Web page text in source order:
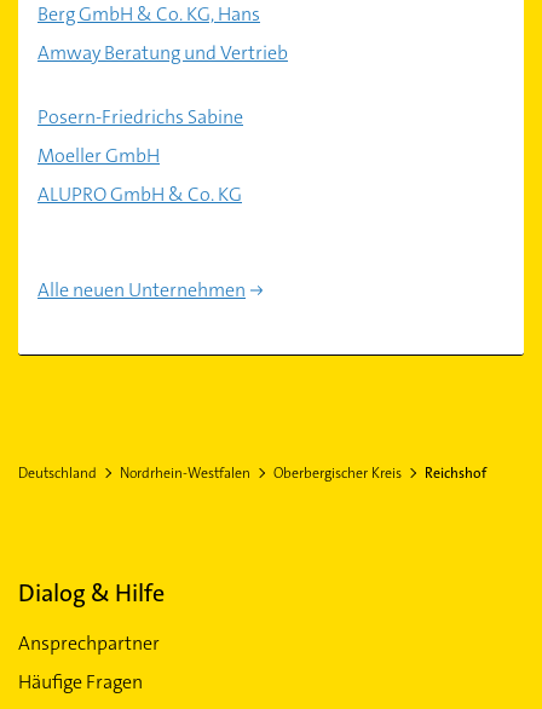
Berg GmbH & Co. KG, Hans
Amway Beratung und Vertrieb
Posern-Friedrichs Sabine
Moeller GmbH
ALUPRO GmbH & Co. KG
Alle neuen Unternehmen
Deutschland Nordrhein-Westfalen Oberbergischer Kreis Reichshof
Dialog & Hilfe
Ansprechpartner
Häufige Fragen